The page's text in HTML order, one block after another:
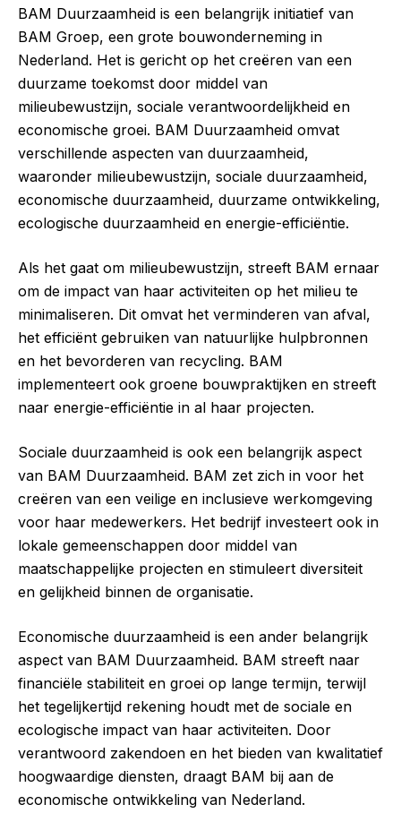
BAM Duurzaamheid is een belangrijk initiatief van
BAM Groep, een grote bouwonderneming in
Nederland. Het is gericht op het creëren van een
duurzame toekomst door middel van
milieubewustzijn, sociale verantwoordelijkheid en
economische groei. BAM Duurzaamheid omvat
verschillende aspecten van duurzaamheid,
waaronder milieubewustzijn, sociale duurzaamheid,
economische duurzaamheid, duurzame ontwikkeling,
ecologische duurzaamheid en energie-efficiëntie.
Als het gaat om milieubewustzijn, streeft BAM ernaar
om de impact van haar activiteiten op het milieu te
minimaliseren. Dit omvat het verminderen van afval,
het efficiënt gebruiken van natuurlijke hulpbronnen
en het bevorderen van recycling. BAM
implementeert ook groene bouwpraktijken en streeft
naar energie-efficiëntie in al haar projecten.
Sociale duurzaamheid is ook een belangrijk aspect
van BAM Duurzaamheid. BAM zet zich in voor het
creëren van een veilige en inclusieve werkomgeving
voor haar medewerkers. Het bedrijf investeert ook in
lokale gemeenschappen door middel van
maatschappelijke projecten en stimuleert diversiteit
en gelijkheid binnen de organisatie.
Economische duurzaamheid is een ander belangrijk
aspect van BAM Duurzaamheid. BAM streeft naar
financiële stabiliteit en groei op lange termijn, terwijl
het tegelijkertijd rekening houdt met de sociale en
ecologische impact van haar activiteiten. Door
verantwoord zakendoen en het bieden van kwalitatief
hoogwaardige diensten, draagt BAM bij aan de
economische ontwikkeling van Nederland.